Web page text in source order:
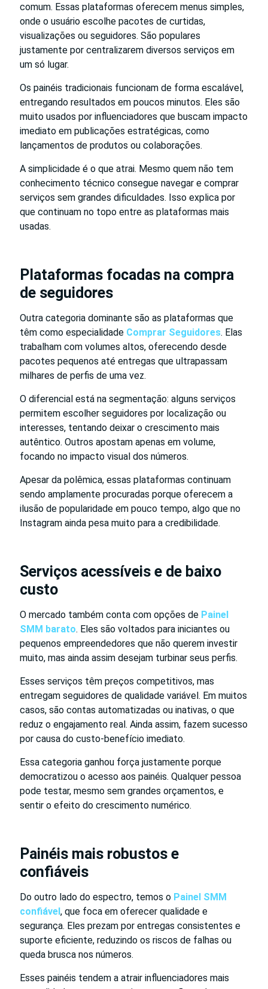
comum. Essas plataformas oferecem menus simples,
onde o usuário escolhe pacotes de curtidas,
visualizações ou seguidores. São populares
justamente por centralizarem diversos serviços em
um só lugar.
Os painéis tradicionais funcionam de forma escalável,
entregando resultados em poucos minutos. Eles são
muito usados por influenciadores que buscam impacto
imediato em publicações estratégicas, como
lançamentos de produtos ou colaborações.
A simplicidade é o que atrai. Mesmo quem não tem
conhecimento técnico consegue navegar e comprar
serviços sem grandes dificuldades. Isso explica por
que continuam no topo entre as plataformas mais
usadas.
Plataformas focadas na compra
de seguidores
Outra categoria dominante são as plataformas que
têm como especialidade Comprar Seguidores. Elas
trabalham com volumes altos, oferecendo desde
pacotes pequenos até entregas que ultrapassam
milhares de perfis de uma vez.
O diferencial está na segmentação: alguns serviços
permitem escolher seguidores por localização ou
interesses, tentando deixar o crescimento mais
autêntico. Outros apostam apenas em volume,
focando no impacto visual dos números.
Apesar da polêmica, essas plataformas continuam
sendo amplamente procuradas porque oferecem a
ilusão de popularidade em pouco tempo, algo que no
Instagram ainda pesa muito para a credibilidade.
Serviços acessíveis e de baixo
custo
O mercado também conta com opções de Painel
SMM barato. Eles são voltados para iniciantes ou
pequenos empreendedores que não querem investir
muito, mas ainda assim desejam turbinar seus perfis.
Esses serviços têm preços competitivos, mas
entregam seguidores de qualidade variável. Em muitos
casos, são contas automatizadas ou inativas, o que
reduz o engajamento real. Ainda assim, fazem sucesso
por causa do custo-benefício imediato.
Essa categoria ganhou força justamente porque
democratizou o acesso aos painéis. Qualquer pessoa
pode testar, mesmo sem grandes orçamentos, e
sentir o efeito do crescimento numérico.
Painéis mais robustos e
confiáveis
Do outro lado do espectro, temos o Painel SMM
confiável, que foca em oferecer qualidade e
segurança. Eles prezam por entregas consistentes e
suporte eficiente, reduzindo os riscos de falhas ou
queda brusca nos números.
Esses painéis tendem a atrair influenciadores mais